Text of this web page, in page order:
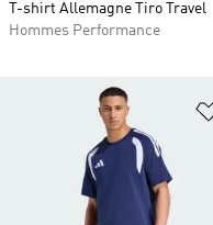
T-shirt Allemagne Tiro Travel
Hommes Performance